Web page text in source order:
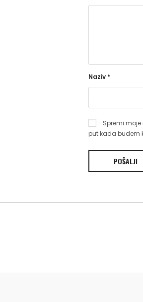
Naziv *
Spremi
put kada budem